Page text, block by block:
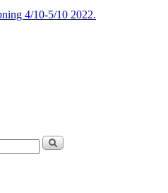
4/10-5/10 2022.